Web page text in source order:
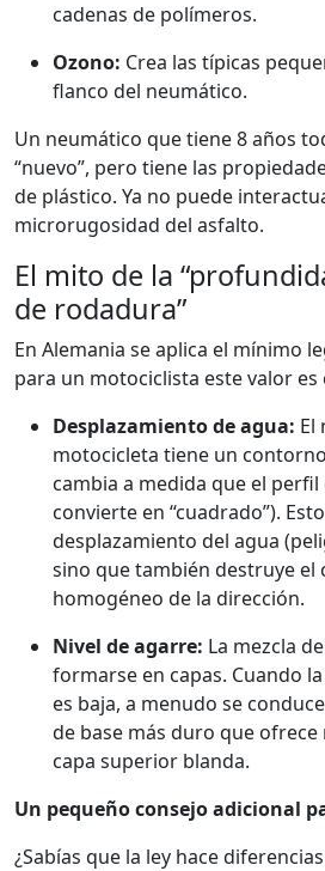
cadenas de polímeros.
Ozono: Crea las típicas
flanco del neumático.
Un neumático que tiene 8 años
“nuevo”, pero tiene las
de plástico. Ya no puede
microrugosidad del asfalto.
El mito de la
de rodadura”
En Alemania se aplica el mínimo
para un motociclista este valor
Desplazamiento de agua: El
motocicleta tiene un
cambia a medida que el
convierte en “cuadrado”).
desplazamiento del agua
sino que también destruye
homogéneo de la dirección.
Nivel de agarre: La mezcla
formarse en capas. Cuando
es baja, a menudo se
de base más duro que
capa superior blanda.
Un pequeño consejo adicional
¿Sabías que la ley hace